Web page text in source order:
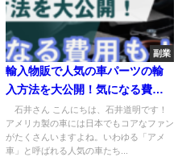
副業
輸入物販で人気の車パーツの輸
入方法を大公開！気になる費用
も！？
石井さん こんにちは、石井道明です！
アメリカ製の車には日本でもコアなファン
がたくさんいますよね。いわゆる「アメ
車」と呼ばれる人気の車たち...